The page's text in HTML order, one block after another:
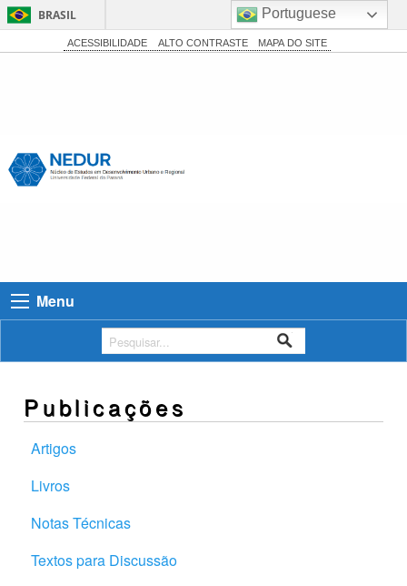
BRASIL
Simplifique!
ACESSIBILIDADE ALTO CONTRASTE MAPA DO SITE
Menu
Publicações
Artigos
Livros
Notas Técnicas
Textos para Discussão
Portuguese